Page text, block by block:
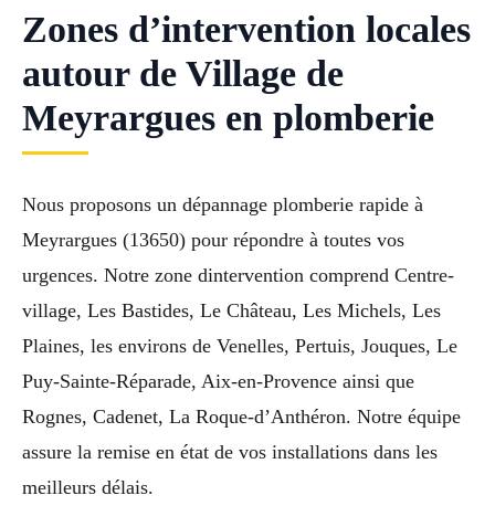
Zones d’intervention locales
autour de Village de
Meyrargues en plomberie
Nous proposons un dépannage plomberie rapide à
Meyrargues (13650) pour répondre à toutes vos
urgences. Notre zone dintervention comprend Centre-
village, Les Bastides, Le Château, Les Michels, Les
Plaines, les environs de Venelles, Pertuis, Jouques, Le
Puy-Sainte-Réparade, Aix-en-Provence ainsi que
Rognes, Cadenet, La Roque-d’Anthéron. Notre équipe
assure la remise en état de vos installations dans les
meilleurs délais.